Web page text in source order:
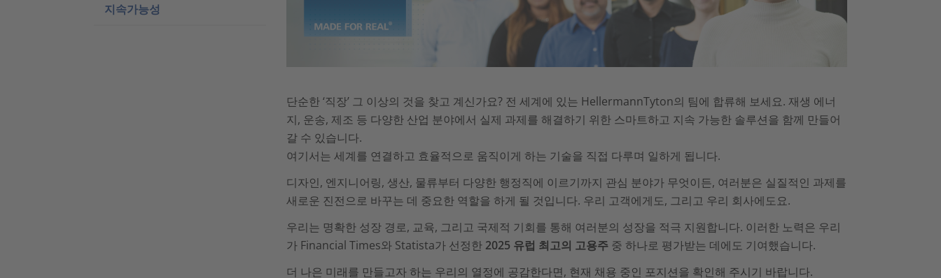
지속가능성
단순한 ‘직장’ 그 이상의 것을 찾고 계신가요? 전 세계에 있는 HellermannTyton의 팀에 합류해 보세요. 재생 에너
지, 운송, 제조 등 다양한 산업 분야에서 실제 과제를 해결하기 위한 스마트하고 지속 가능한 솔루션을 함께 만들어
갈 수 있습니다.
여기서는 세계를 연결하고 효율적으로 움직이게 하는 기술을 직접 다루며 일하게 됩니다.
디자인, 엔지니어링, 생산, 물류부터 다양한 행정직에 이르기까지 관심 분야가 무엇이든, 여러분은 실질적인 과제를
새로운 진전으로 바꾸는 데 중요한 역할을 하게 될 것입니다. 우리 고객에게도, 그리고 우리 회사에도요.
우리는 명확한 성장 경로, 교육, 그리고 국제적 기회를 통해 여러분의 성장을 적극 지원합니다. 이러한 노력은 우리
가 Financial Times와 Statista가 선정한 2025 유럽 최고의 고용주 중 하나로 평가받는 데에도 기여했습니다.
더 나은 미래를 만들고자 하는 우리의 열정에 공감한다면, 현재 채용 중인 포지션을 확인해 주시기 바랍니다.